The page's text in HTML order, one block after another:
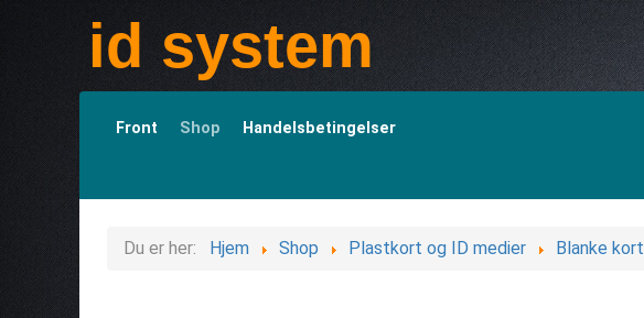
id system
Front Shop Handelsbetingelser
Du er her: Hjem Shop Plastkort og ID medier Blanke kort